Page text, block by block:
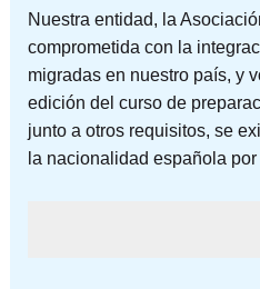
Nuestra entidad, la
comprometida con la
migradas en nuestro país, y
edición del curso de
junto a otros requisitos, se
la nacionalidad española